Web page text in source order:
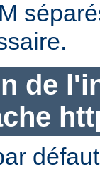
de